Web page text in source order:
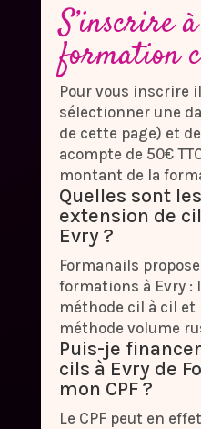
S’inscrire
formation
Pour vous inscrire
sélectionner une
de cette page) et
acompte de 50€
montant de la
Quelles sont
extension de
Evry ?
Formanails
formations à Evry :
méthode cil à cil
méthode volume
Puis-je
cils à Evry de
mon CPF ?
Le CPF peut en